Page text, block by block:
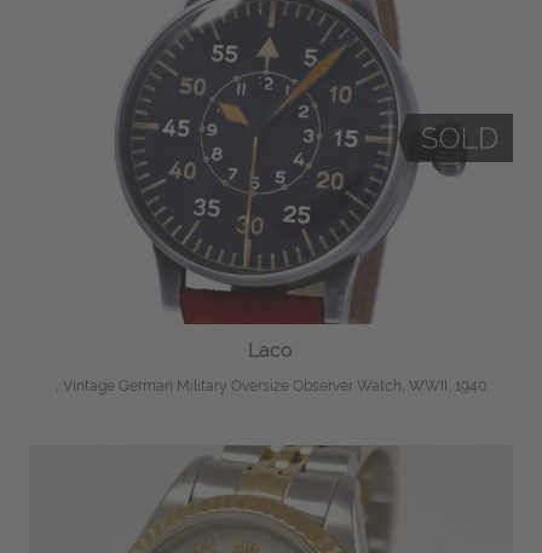
Laco
, Vintage German Military Oversize Observer Watch, WWII, 1940